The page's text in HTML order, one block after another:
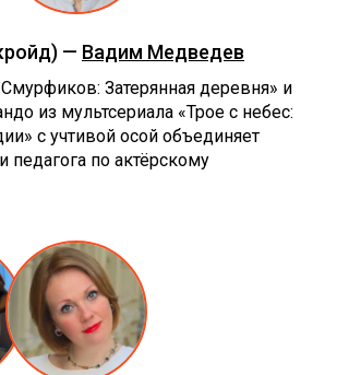
— Вадим Медведев
Затерянная деревня» и
из мультсериала «Трое с небес:
с учтивой осой объединяет
педагога по актёрскому